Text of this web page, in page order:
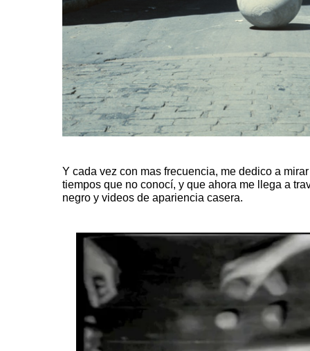
Y cada vez con mas frecuencia, me dedico a
tiempos que no conocí, y que ahora me llega a
negro y videos de apariencia casera.